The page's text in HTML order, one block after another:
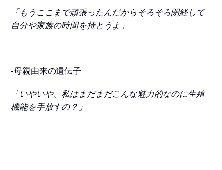
「もうここまで頑張ったんだからそろそろ閉経して
自分や家族の時間を持とうよ」
-母親由来の遺伝子
「いやいや、私はまだまだこんな魅力的なのに生殖
機能を手放すの？」